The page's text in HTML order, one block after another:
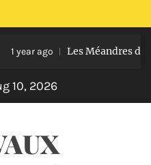
1 year ago Les Méandres du
10, 2026